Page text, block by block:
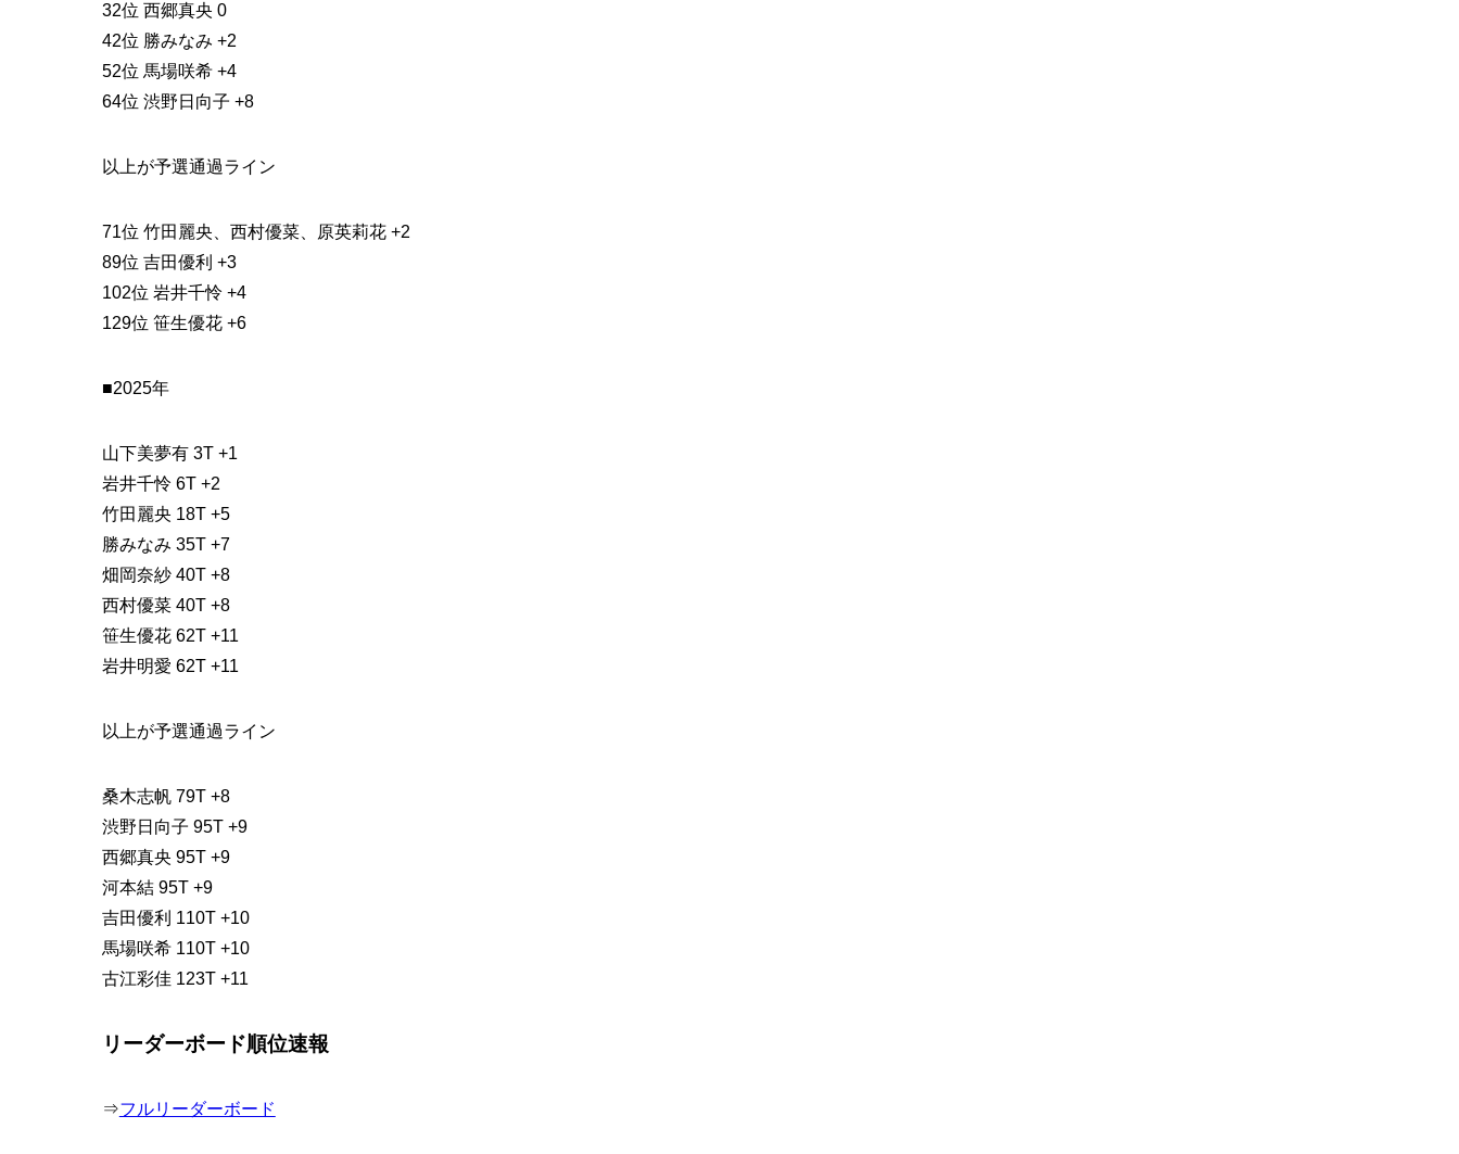
32位 西郷真央 0
42位 勝みなみ +2
52位 馬場咲希 +4
64位 渋野日向子 +8
以上が予選通過ライン
71位 竹田麗央、西村優菜、原英莉花 +2
89位 吉田優利 +3
102位 岩井千怜 +4
129位 笹生優花 +6
■2025年
山下美夢有 3T +1
岩井千怜 6T +2
竹田麗央 18T +5
勝みなみ 35T +7
畑岡奈紗 40T +8
西村優菜 40T +8
笹生優花 62T +11
岩井明愛 62T +11
以上が予選通過ライン
桑木志帆 79T +8
渋野日向子 95T +9
西郷真央 95T +9
河本結 95T +9
吉田優利 110T +10
馬場咲希 110T +10
古江彩佳 123T +11
リーダーボード順位速報
⇒フルリーダーボード